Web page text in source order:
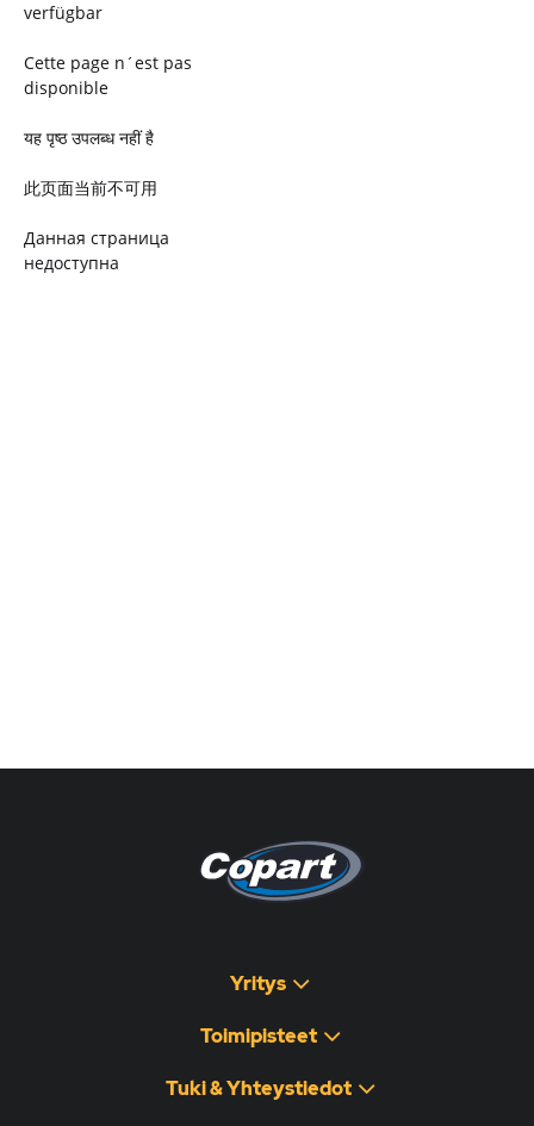
verfügbar
Cette page n´est pas
disponible
यह पृष्ठ उपलब्ध नहीं है
此页面当前不可用
Данная страница
недоступна
Yritys
Toimipisteet
Tuki & Yhteystiedot